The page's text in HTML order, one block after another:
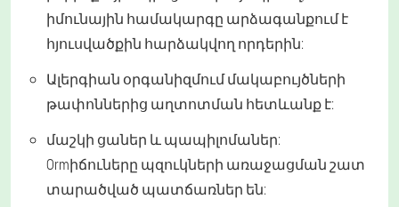
իմունային համակարգը արձագանքում է
հյուսվածքին հարձակվող որդերին:
Ալերգիան օրգանիզմում մակաբույծների
թափոններից աղտոտման հետևանք է:
մաշկի ցաներ և պապիլոմաներ:
Ormիճուները պզուկների առաջացման շատ
տարածված պատճառներ են: